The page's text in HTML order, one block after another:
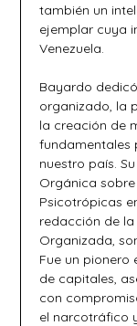
también un
ejemplar cuya
Venezuela.
Bayardo
organizado, la
la creación de
fundamentales
nuestro país.
Orgánica
Psicotrópicas
redacción de
Organizada,
Fue un pionero
de capitales,
con
el narcotráfico